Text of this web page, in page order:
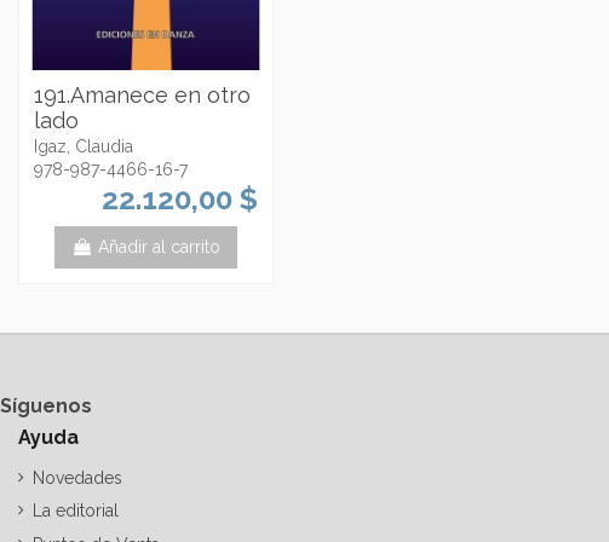
191.Amanece en otro
lado
Igaz, Claudia
978-987-4466-16-7
22.120,00 $
Añadir al carrito
Síguenos
Ayuda
Novedades
La editorial